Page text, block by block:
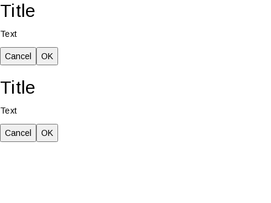
Title
Text
Cancel OK
Title
Text
Cancel OK